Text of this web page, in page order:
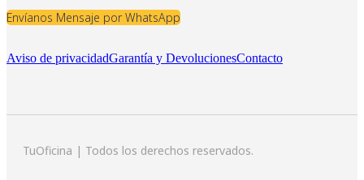
Envíanos Mensaje por WhatsApp
Aviso de privacidadGarantía y DevolucionesContacto
TuOficina | Todos los derechos reservados.